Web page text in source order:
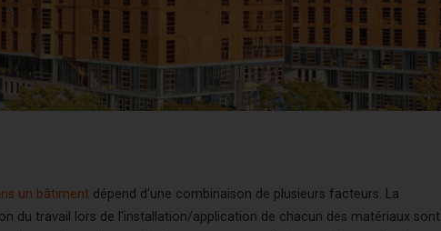
un bâtiment dépend d'une combinaison de plusieurs facteurs. La
du travail lors de l'installation/application de chacun des matériaux sont